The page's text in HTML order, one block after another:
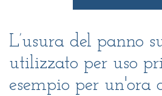
L’usura del panno
utilizzato per uso
esempio per un'ora